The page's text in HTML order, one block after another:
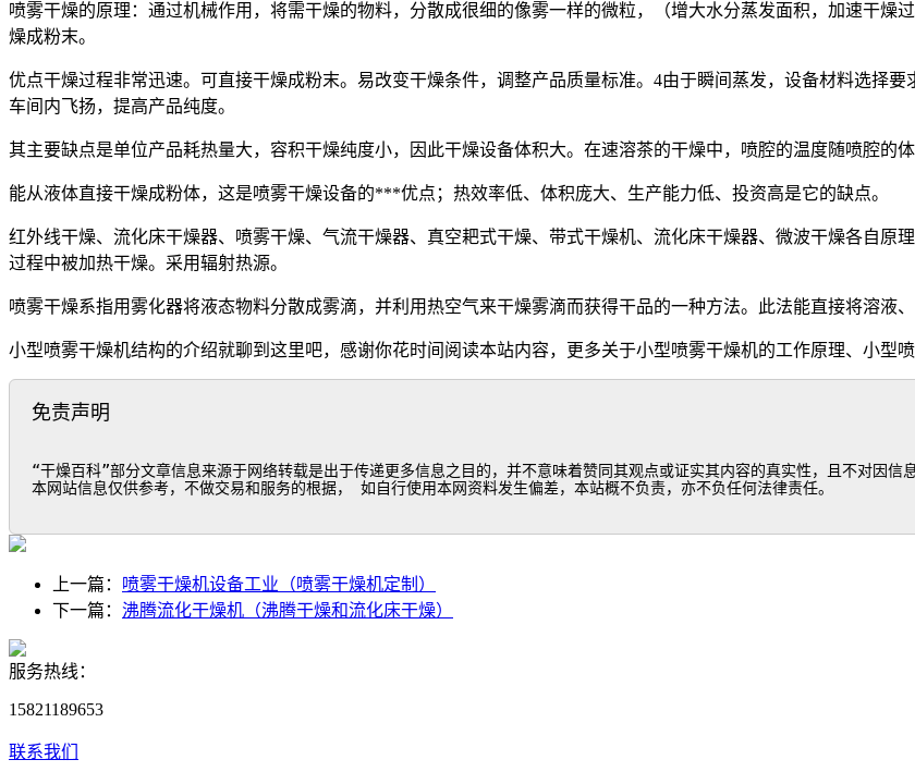
喷雾干燥的原理：通过机械作用，将需干燥的物料，分散成很细的像雾一样的微粒，（增大水分蒸发面积，加速干燥
燥成粉末。
优点干燥过程非常迅速。可直接干燥成粉末。易改变干燥条件，调整产品质量标准。4由于瞬间蒸发，设备材料选择
车间内飞扬，提高产品纯度。
其主要缺点是单位产品耗热量大，容积干燥纯度小，因此干燥设备体积大。在速溶茶的干燥中，喷腔的温度随喷腔的
能从液体直接干燥成粉体，这是喷雾干燥设备的***优点；热效率低、体积庞大、生产能力低、投资高是它的缺点。
红外线干燥、流化床干燥器、喷雾干燥、气流干燥器、真空耙式干燥、带式干燥机、流化床干燥器、微波干燥各自原
过程中被加热干燥。采用辐射热源。
喷雾干燥系指用雾化器将液态物料分散成雾滴，并利用热空气来干燥雾滴而获得干品的一种方法。此法能直接将溶液
小型喷雾干燥机结构的介绍就聊到这里吧，感谢你花时间阅读本站内容，更多关于小型喷雾干燥机的工作原理、小型
免责声明
“干燥百科”部分文章信息来源于网络转载是出于传递更多信息之目的，并不意味着赞同其观点或证实其内容的真实性，且不对因信
本网站信息仅供参考，不做交易和服务的根据， 如自行使用本网资料发生偏差，本站概不负责，亦不负任何法律责任。
上一篇： 喷雾干燥机设备工业（喷雾干燥机定制）
下一篇： 沸腾流化干燥机（沸腾干燥和流化床干燥）
服务热线：
15821189653
联系我们